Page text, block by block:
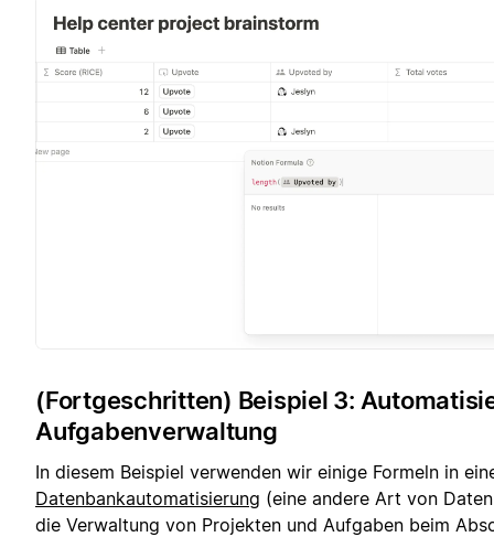
(Fortgeschritten) Beispiel 3:
Aufgabenverwaltung
In diesem Beispiel verwenden wir einige Formeln in
Datenbankautomatisierung (eine andere Art von
die Verwaltung von Projekten und Aufgaben beim